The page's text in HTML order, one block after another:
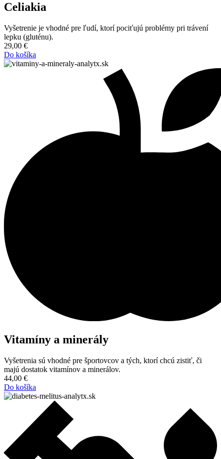
Celiakia
Vyšetrenie je vhodné pre ľudí, ktorí pociťujú problémy pri trávení
lepku (gluténu).
29,00 €
Do košíka
Vitamíny a minerály
Vyšetrenia sú vhodné pre športovcov a tých, ktorí chcú zistiť, či
majú dostatok vitamínov a minerálov.
44,00 €
Do košíka